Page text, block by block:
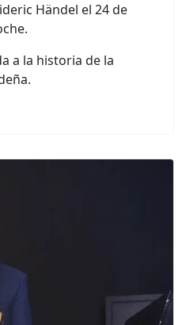
Händel el 24 de
a la historia de la